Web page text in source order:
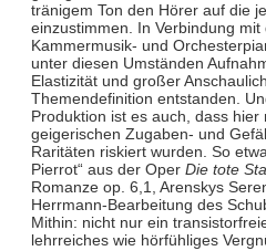
tränigem Ton den Hörer auf die
einzustimmen. In Verbindung
Kammermusik- und
unter diesen Umständen
Elastizität und großer
Themendefinition entstanden.
Produktion ist es auch, dass
geigerischen Zugaben- und
Raritäten riskiert wurden. So
Pierrot“ aus der OperDie tote
Romanze op. 6,1, Arenskys
Herrmann-Bearbeitung des
Mithin: nicht nur ein
lehrreiches wie hörfühliges